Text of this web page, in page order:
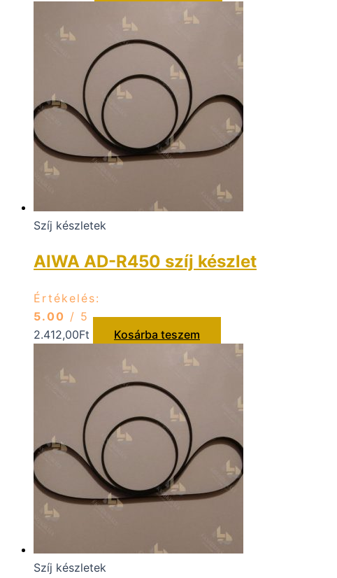
Szíj készletek
AIWA AD-R450 szíj készlet
Értékelés:
5.00 / 5
2.412,00Ft Kosárba teszem
Szíj készletek